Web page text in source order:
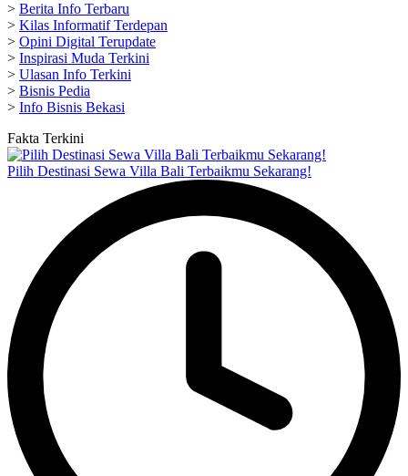
> Berita Info Terbaru
> Kilas Informatif Terdepan
> Opini Digital Terupdate
> Inspirasi Muda Terkini
> Ulasan Info Terkini
> Bisnis Pedia
> Info Bisnis Bekasi
Fakta Terkini
Pilih Destinasi Sewa Villa Bali Terbaikmu Sekarang!